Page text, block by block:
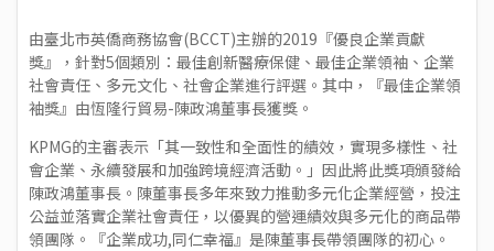
由臺北市英僑商務協會(BCCT)主辦的2019『優良企業貢獻
獎』，針對5個類別：最佳創新醫療保健、最佳企業領袖、企業
社會責任、多元文化、社會企業進行評選。其中，『最佳企業領
袖獎』由恆隆行貿易-陳政鴻董事長獲獎。
KPMG的主審表示「其一致性和全面性的績效，實現多樣性、社
會企業、永續發展和加強跨境經濟活動。」因此將此獎項頒發給
陳政鴻董事長。陳董事長多年來致力推動多元化企業經營，投注
公益並落實企業社會責任，以優異的營運績效與多元化的商品帶
領團隊。『企業成功,同仁幸福』是陳董事長帶領團隊的初心。